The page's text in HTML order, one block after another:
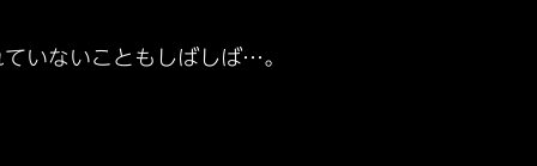
いないこともしばしば…。